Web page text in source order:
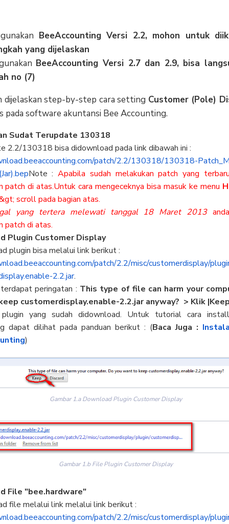
BeeAccounting Versi 2.2, mohon untuk
yang dijelaskan
BeeAccounting Versi 2.7 dan 2.9, bisa
no (7)
dijelaskan step-by-step cara setting Customer (Pole)
pada software akuntansi Bee Accounting.
Sudat Terupdate 130318
2.2/130318 bisa didownload pada link dibawah ini :
com/patch/2.2/130318/130318-
Note :Apabila sudah melakukan patch yang
patch di atas.Untuk cara mengeceknya bisa masuk ke menu
scroll pada bagian atas.
yang tertera melewati tanggal 18 Maret 2013
patch di atas.
Plugin Customer Display
plugin bisa melalui link berikut :
beeaccounting.com/patch/2.2/misc/customerdisplay/
2.2.jar.
peringatan : This type of file can harm your
customerdisplay.enable-2.2.jar anyway? > Klik
yang sudah didownload. Untuk tutorial cara
dapat dilihat pada panduan berikut : (Baca Juga :
)
Gambar 1.a Download Plugin Customer Display
Gambar 1.b File Plugin Customer Display
File "bee.hardware"
file melalui link melalui link berikut :
beeaccounting.com/patch/2.2/misc/customerdisplay/